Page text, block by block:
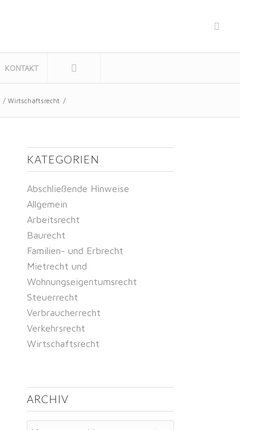
KONTAKT
/ Wirtschaftsrecht /
KATEGORIEN
Abschließende Hinweise
Allgemein
Arbeitsrecht
Baurecht
Familien- und Erbrecht
Mietrecht und
Wohnungseigentumsrecht
Steuerrecht
Verbraucherrecht
Verkehrsrecht
Wirtschaftsrecht
ARCHIV